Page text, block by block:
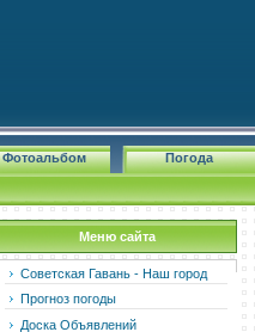
Погода
Фотоальбом
Меню сайта
Советская Гавань - Наш город
Прогноз погоды
Доска Объявлений